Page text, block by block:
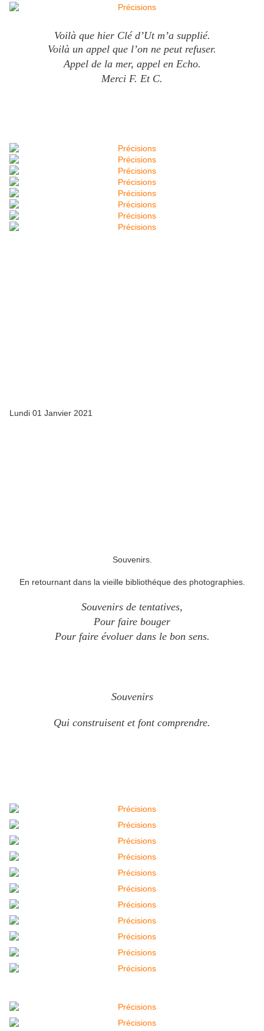
Voilà que hierClé d’Ut m’a supplié.
Voilà un appel que l’on ne peut refuser.
Appel de la mer, appel en Echo.
Merci F. Et C.
Lundi 01 Janvier 2021
Souvenirs.
En retournant dans la vieille bibliothéque des photographies.
Souvenirs de tentatives,
Pour faire bouger
Pour faire évoluer dans le bon sens.
Souvenirs
Qui construisent et font comprendre.